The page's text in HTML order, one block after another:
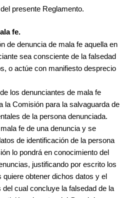
presente Reglamento.
fe.
de denuncia de mala fe aquella en
sea consciente de la falsedad
o actúe con manifiesto desprecio
los denunciantes de mala fe
la Comisión para la salvaguarda de
de la persona denunciada.
fe de una denuncia y se
de identificación de la persona
lo pondrá en conocimiento del
justificando por escrito los
obtener dichos datos y el
cual concluye la falsedad de la